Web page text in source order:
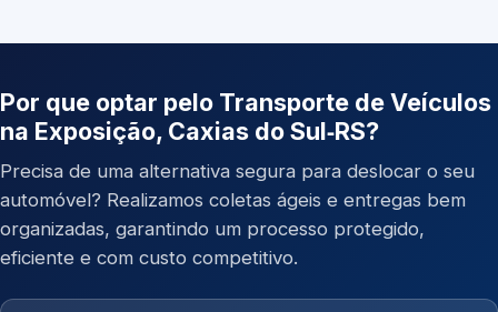
Por que optar pelo Transporte de Veículos
na Exposição, Caxias do Sul‑RS?
Precisa de uma alternativa segura para deslocar o seu
automóvel? Realizamos coletas ágeis e entregas bem
organizadas, garantindo um processo protegido,
eficiente e com custo competitivo.